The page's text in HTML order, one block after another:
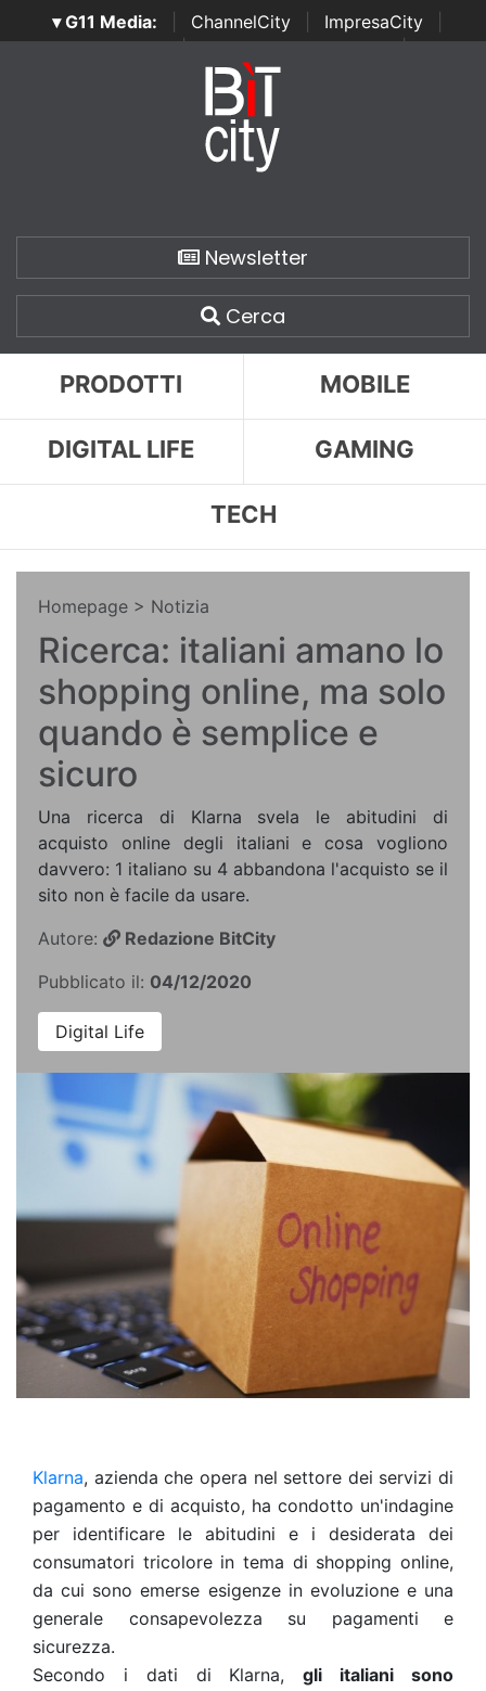
▾ G11 Media: ChannelCity ImpresaCity
SecurityOpenLab | Italian Channel Awards | Italian
Italian Security Awards
Newsletter
Cerca
PRODOTTI MOBILE
DIGITAL LIFE GAMING
TECH
Homepage > Notizia
Ricerca: italiani amano lo
shopping online, ma solo
quando è semplice e
sicuro
Una ricerca di Klarna svela le abitudini di
acquisto online degli italiani e cosa vogliono
davvero: 1 italiano su 4 abbandona l'acquisto se il
sito non è facile da usare.
Autore:
Redazione BitCity
Pubblicato il: 04/12/2020
Digital Life
Klarna, azienda che opera nel settore dei servizi di
pagamento e di acquisto, ha condotto un'indagine
per identificare le abitudini e i desiderata dei
consumatori tricolore in tema di shopping online,
da cui sono emerse esigenze in evoluzione e una
generale consapevolezza su pagamenti e
sicurezza.
Secondo i dati di Klarna,gli italiani sono